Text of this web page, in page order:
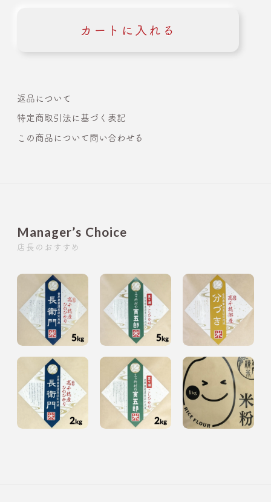
カートに入れる
返品について
特定商取引法に基づく表記
この商品について問い合わせる
Manager’s Choice
店長のおすすめ